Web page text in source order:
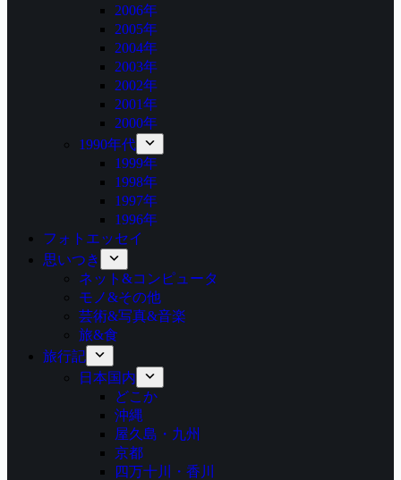
2006年
2005年
2004年
2003年
2002年
2001年
2000年
1990年代
1999年
1998年
1997年
1996年
フォトエッセイ
思いつき
ネット&コンピュータ
モノ&その他
芸術&写真&音楽
旅&食
旅行記
日本国内
どこか
沖縄
屋久島・九州
京都
四万十川・香川